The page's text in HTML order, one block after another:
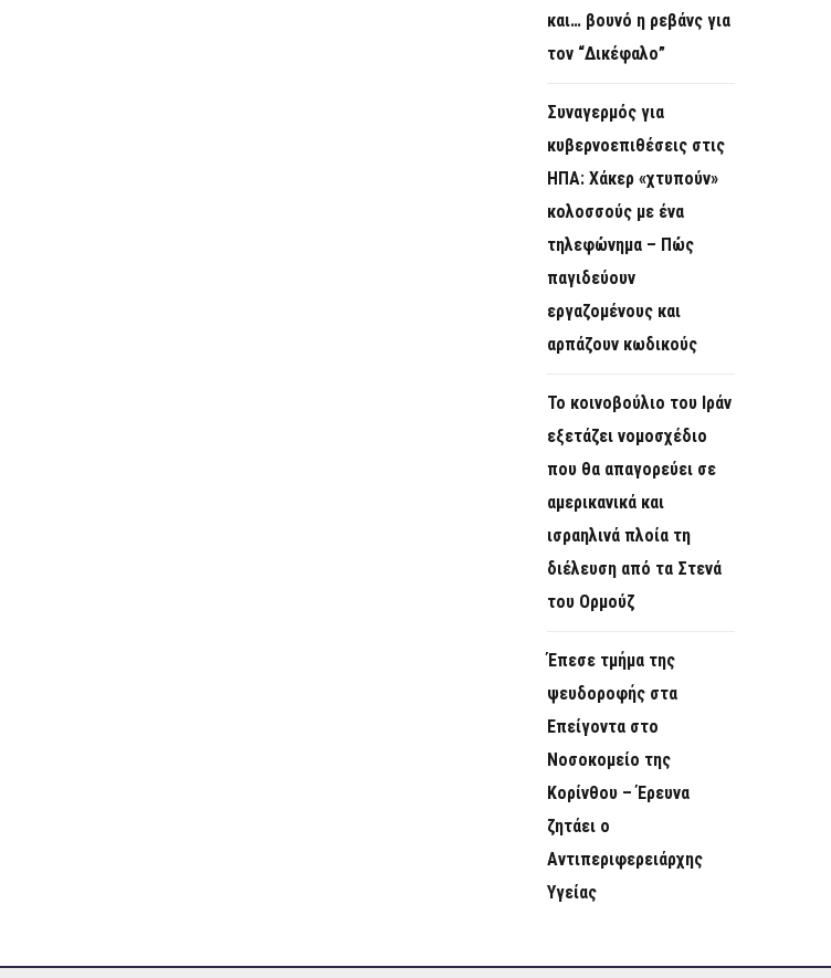
και… βουνό η ρεβάνς για
τον “Δικέφαλο”
Συναγερμός για
κυβερνοεπιθέσεις στις
ΗΠΑ: Χάκερ «χτυπούν»
κολοσσούς με ένα
τηλεφώνημα – Πώς
παγιδεύουν
εργαζομένους και
αρπάζουν κωδικούς
Το κοινοβούλιο του Ιράν
εξετάζει νομοσχέδιο
που θα απαγορεύει σε
αμερικανικά και
ισραηλινά πλοία τη
διέλευση από τα Στενά
του Ορμούζ
Έπεσε τμήμα της
ψευδοροφής στα
Επείγοντα στο
Νοσοκομείο της
Κορίνθου – Έρευνα
ζητάει ο
Αντιπεριφερειάρχης
Υγείας